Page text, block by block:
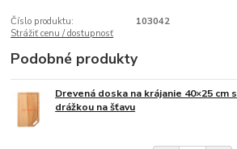
Číslo produktu:
103042
Strážiť cenu / dostupnosť
Podobné produkty
Drevená doska na krájanie 40×25 cm s
drážkou na šťavu